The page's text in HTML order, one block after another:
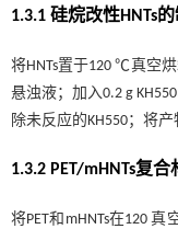
1.3.1 硅烷改性HNTs
将HNTs置于120 ℃真空
悬浊液；加入0.2 g
除未反应的KH550；将
1.3.2 PET/mHNTs复
将PET和mHNTs在120